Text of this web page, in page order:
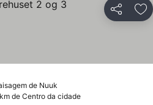
Partilhar
de Nuuk
de Centro da cidade